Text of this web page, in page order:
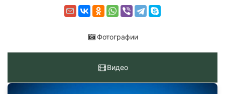
Фотографии
Видео